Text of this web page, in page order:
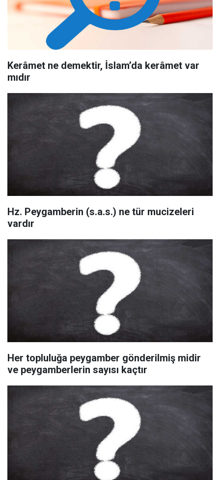
Kerâmet ne demektir, İslam’da kerâmet var
mıdır
Hz. Peygamberin (s.a.s.) ne tür mucizeleri
vardır
Her topluluğa peygamber gönderilmiş midir
ve peygamberlerin sayısı kaçtır